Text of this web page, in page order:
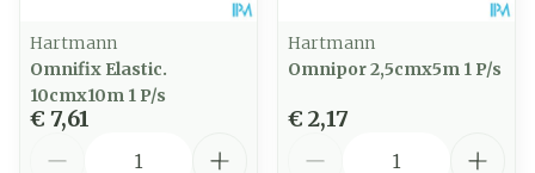
Hartmann
Omnifix Elastic.
10cmx10m 1 P/s
€ 7,61
Hartmann
Omnipor 2,5cmx5m 1 P/s
€ 2,17